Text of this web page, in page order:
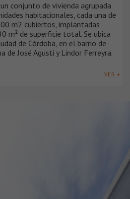
conjunto de vivienda agrupada
habitacionales, cada una de
m2 cubiertos, implantadas
m² de superficie total. Se ubica
de Córdoba, en el barrio de
de José Agusti y Lindor Ferreyra.
VER +